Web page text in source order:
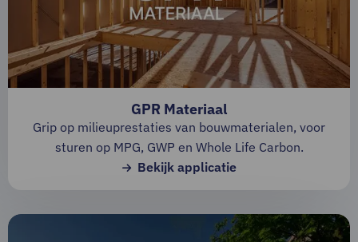
GPR Materiaal
Grip op milieuprestaties van bouwmaterialen, voor
sturen op MPG, GWP en Whole Life Carbon.
Bekijk applicatie
Lees